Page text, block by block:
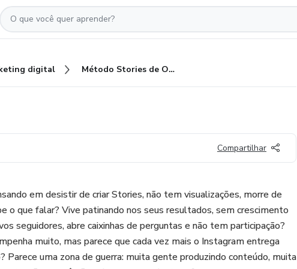
digital Método Stories de Ouro
Compartilhar
em desistir de criar Stories, não tem visualizações, morre de
o que falar? Vive patinando nos seus resultados, sem crescimento
seguidores, abre caixinhas de perguntas e não tem participação?
muito, mas parece que cada vez mais o Instagram entrega
Parece uma zona de guerra: muita gente produzindo conteúdo, muita